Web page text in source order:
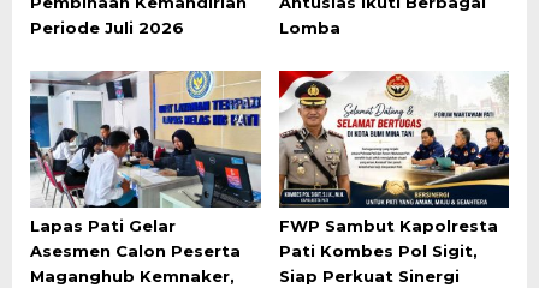
Periode Juli 2026
Lomba
Lapas Pati Gelar
Asesmen Calon Peserta
Maganghub Kemnaker,
FWP Sambut Kapolresta
Pati Kombes Pol Sigit,
Siap Perkuat Sinergi